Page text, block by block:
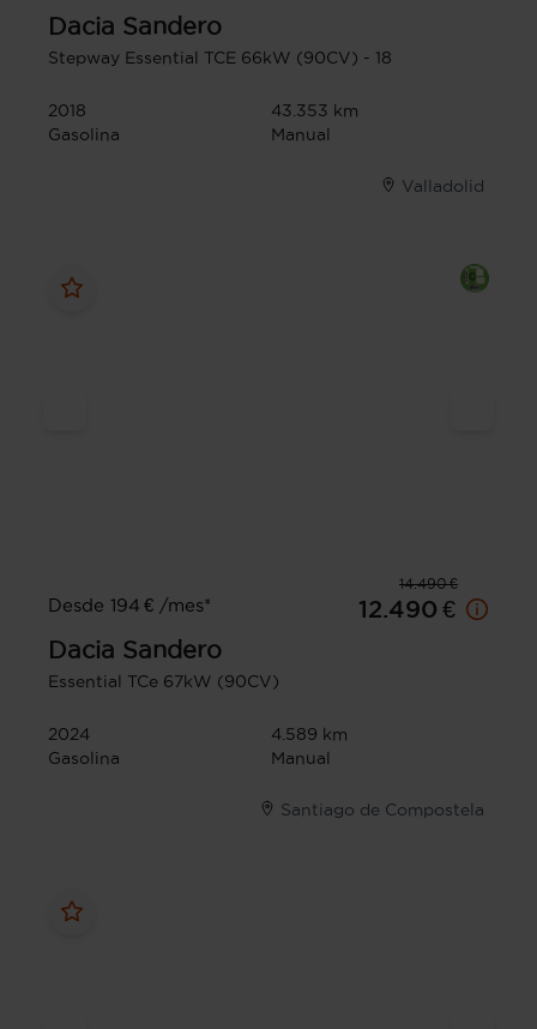
Dacia Sandero
Stepway Essential TCE 66kW (90CV) - 18
2018
43.353 km
Gasolina
Manual
Valladolid
14.490 €
Desde 194 € /mes*
12.490 €
Dacia Sandero
Essential TCe 67kW (90CV)
2024
4.589 km
Gasolina
Manual
Santiago de Compostela